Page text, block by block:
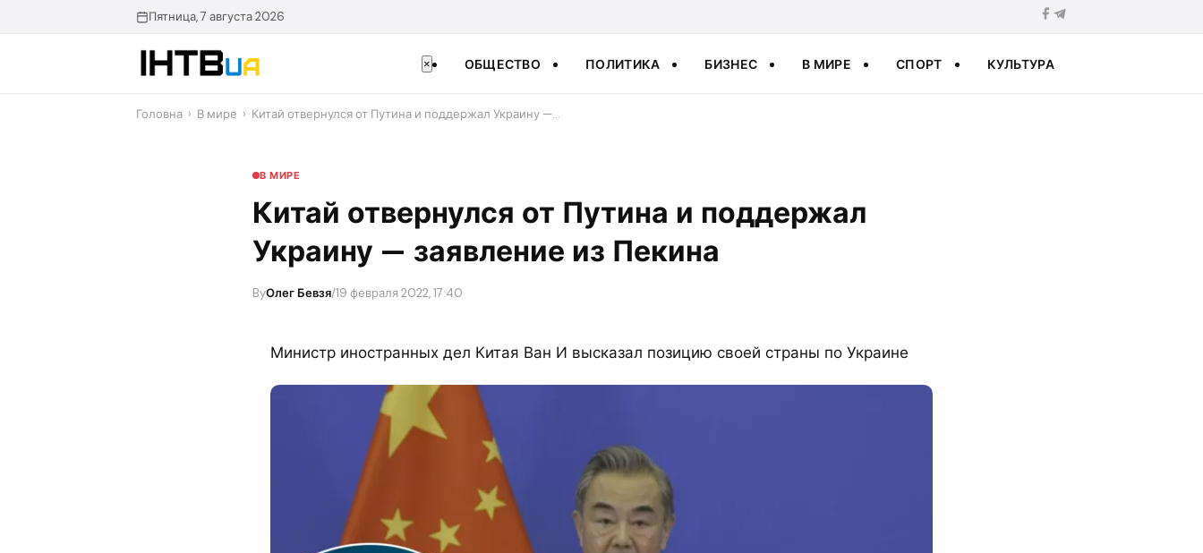
Пятница, 7 августа 2026
× ОБЩЕСТВО ПОЛИТИКА БИЗНЕС В МИРЕ СПОРТ КУЛЬТУРА
Головна › В мире › Китай отвернулся от Путина и поддержал Украину —…
В МИРЕ
Китай отвернулся от Путина и поддержал
Украину — заявление из Пекина
ByОлег Бевзя/19 февраля 2022, 17:40
Министр иностранных дел Китая Ван И высказал позицию своей страны по Украине